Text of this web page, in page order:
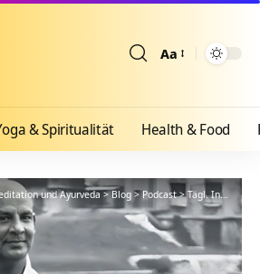
Aa
& Spiritualität Health & Food
und Ayurveda>Blog >Podcast>Tägl. Inspiration